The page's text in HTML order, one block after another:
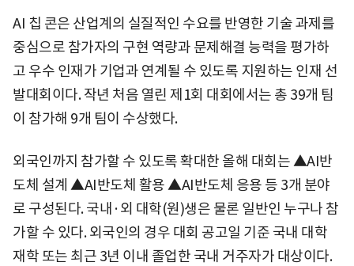
AI 칩 콘은 산업계의 실질적인 수요를 반영한 기술 과제를
중심으로 참가자의 구현 역량과 문제해결 능력을 평가하
고 우수 인재가 기업과 연계될 수 있도록 지원하는 인재 선
발대회이다. 작년 처음 열린 제1회 대회에서는 총 39개 팀
이 참가해 9개 팀이 수상했다.
외국인까지 참가할 수 있도록 확대한 올해 대회는 ▲AI반
도체 설계 ▲AI반도체 활용 ▲AI반도체 응용 등 3개 분야
로 구성된다. 국내·외 대학(원)생은 물론 일반인 누구나 참
가할 수 있다. 외국인의 경우 대회 공고일 기준 국내 대학
재학 또는 최근 3년 이내 졸업한 국내 거주자가 대상이다.